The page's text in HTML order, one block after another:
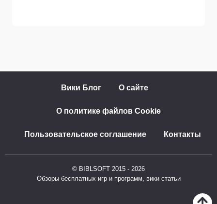
Вики Блог О сайте
О политике файлов Cookie
Пользовательское соглашение Контакты
© BIBLSOFT 2015 - 2026
Обзоры бесплатных игр и программ, вики статьи